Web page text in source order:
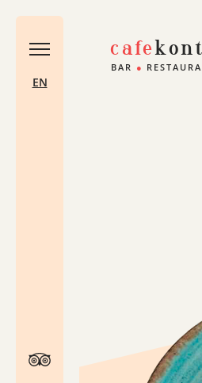
EN
cafe
BAR ●